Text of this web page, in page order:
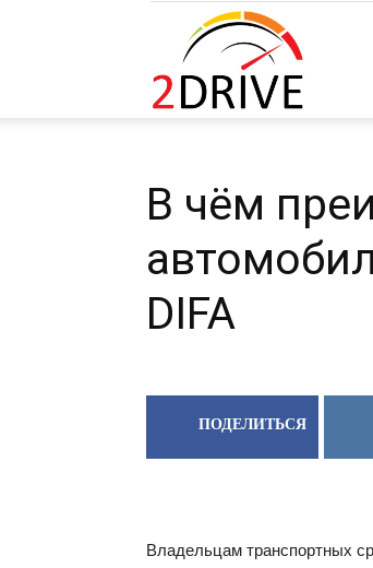
В чём
DIFA
ПОДЕЛИТЬСЯ
Владельцам транспортных